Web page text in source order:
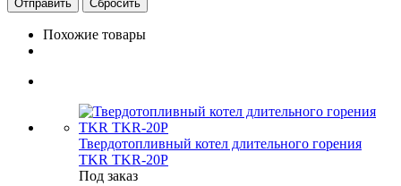
Сбросить
Похожие товары
Твердотопливный котел длительного горения
TKR TKR-20P
Под заказ